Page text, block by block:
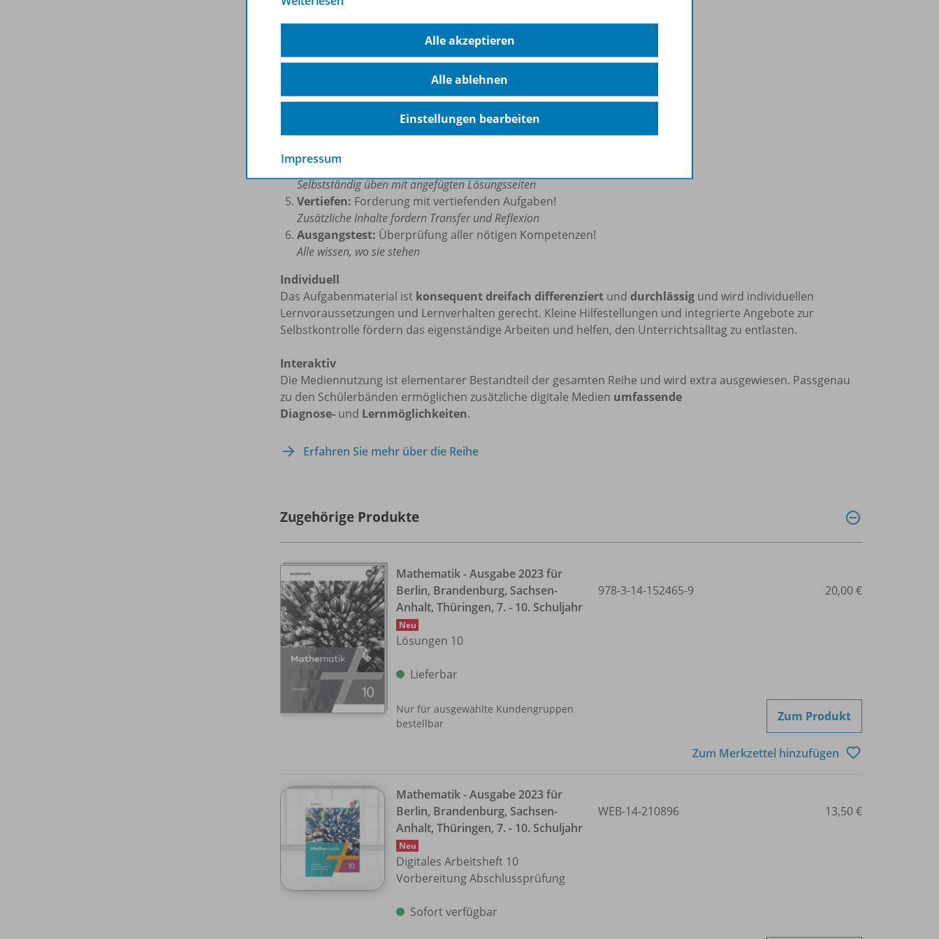
Einstieg:Alle abholen!
Wissenstandsabfrage und Lernsituation aus dem Alltag
Erarbeitung:Kompetenz aufbauen!
Sauber und verlässlich Kompetenzen erarbeiten
Wissen kompakt:Auf einen Blick!
Üben:Umfangreiches Übungsangebot für alle!
Selbstständig üben mit angefügten Lösungsseiten
Vertiefen: Forderung mit vertiefenden Aufgaben!
Zusätzliche Inhalte fordern Transfer und Reflexion
Ausgangstest: Überprüfung aller nötigen Kompetenzen!
Alle wissen, wo sie stehen
Individuell
Das Aufgabenmaterial ist konsequent dreifach differenziert und durchlässig und wird individuellen
Lernvoraussetzungen und Lernverhalten gerecht. Kleine Hilfestellungen und integrierte Angebote zur
Selbstkontrolle fördern das eigenständige Arbeiten und helfen, den Unterrichtsalltag zu entlasten.
Interaktiv
Die Mediennutzung ist elementarer Bestandteil der gesamten Reihe und wird extra ausgewiesen. Passgenau
zu den Schülerbänden ermöglichen zusätzliche digitale Medien umfassende
Diagnose- und Lernmöglichkeiten.
Erfahren Sie mehr über die Reihe
Zugehörige Produkte
Mathematik - Ausgabe 2023 für
Berlin, Brandenburg, Sachsen-
Anhalt, Thüringen, 7. - 10. Schuljahr
Neu
Lösungen 10
Lieferbar
Nur für ausgewählte Kundengruppen
bestellbar
978-3-14-152465-9 20,00 €
Zum Produkt
Zum Merkzettel hinzufügen
Mathematik - Ausgabe 2023 für
Berlin, Brandenburg, Sachsen-
Anhalt, Thüringen, 7. - 10. Schuljahr
Neu
Digitales Arbeitsheft 10
Vorbereitung Abschlussprüfung
Sofort verfügbar
WEB-14-210896 13,50 €
Alle akzeptieren
Alle ablehnen
Einstellungen bearbeiten
Impressum